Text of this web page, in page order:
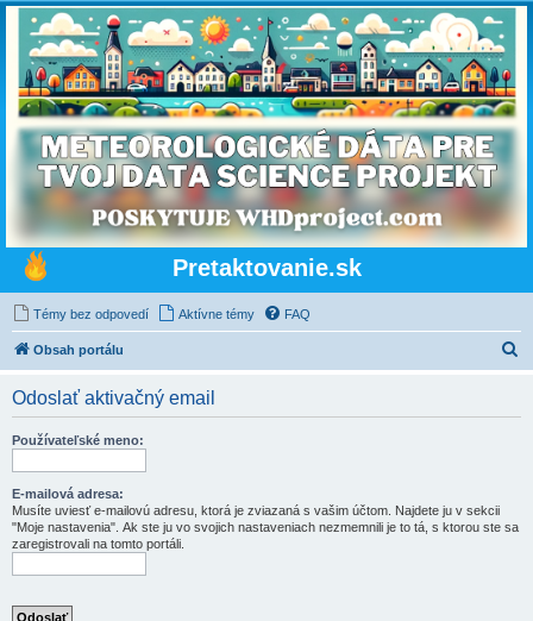
Pretaktovanie.sk
Témy bez odpovedí Aktívne témy FAQ
Obsah portálu
Odoslať aktivačný email
Používateľské meno:
E-mailová adresa:
Musíte uviesť e-mailovú adresu, ktorá je zviazaná s vašim účtom. Najdete ju v sekcii
"Moje nastavenia". Ak ste ju vo svojich nastaveniach nezmemnili je to tá, s ktorou ste sa
zaregistrovali na tomto portáli.